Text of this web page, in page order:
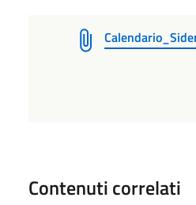
Contenuti correlati